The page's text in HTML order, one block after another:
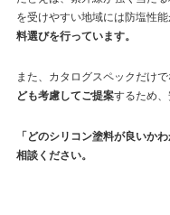
を受けやすい地域には防塩性能
料選びを行っています。
また、カタログスペックだけで
ども考慮してご提案するため、
「どのシリコン塗料が良いか
相談ください。